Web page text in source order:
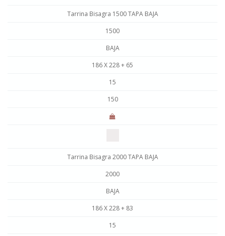
Tarrina Bisagra 1500 TAPA BAJA
1500
BAJA
186 X 228 + 65
15
150
Tarrina Bisagra 2000 TAPA BAJA
2000
BAJA
186 X 228 + 83
15